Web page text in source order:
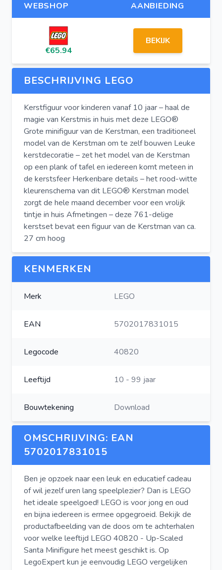
WEBSHOP AANBIEDING
€65.94
BEKIJK
BESCHRIJVING LEGO
Kerstfiguur voor kinderen vanaf 10 jaar – haal de
magie van Kerstmis in huis met deze LEGO®
Grote minifiguur van de Kerstman, een traditioneel
model van de Kerstman om te zelf bouwen Leuke
kerstdecoratie – zet het model van de Kerstman
op een plank of tafel en iedereen komt meteen in
de kerstsfeer Herkenbare details – het rood-witte
kleurenschema van dit LEGO® Kerstman model
zorgt de hele maand december voor een vrolijk
tintje in huis Afmetingen – deze 761-delige
kerstset bevat een figuur van de Kerstman van ca.
27 cm hoog
KENMERKEN
Merk LEGO
EAN 5702017831015
Legocode 40820
Leeftijd 10 - 99 jaar
Bouwtekening Download
OMSCHRIJVING: EAN
5702017831015
Ben je opzoek naar een leuk en educatief cadeau
of wil jezelf uren lang speelplezier? Dan is LEGO
het ideale speelgoed! LEGO is voor jong en oud
en bijna iedereen is ermee opgegroeid. Bekijk de
productafbeelding van de doos om te achterhalen
voor welke leeftijd LEGO 40820 - Up-Scaled
Santa Minifigure het meest geschikt is. Op
LegoExpert kun je eenvoudig LEGO vergelijken